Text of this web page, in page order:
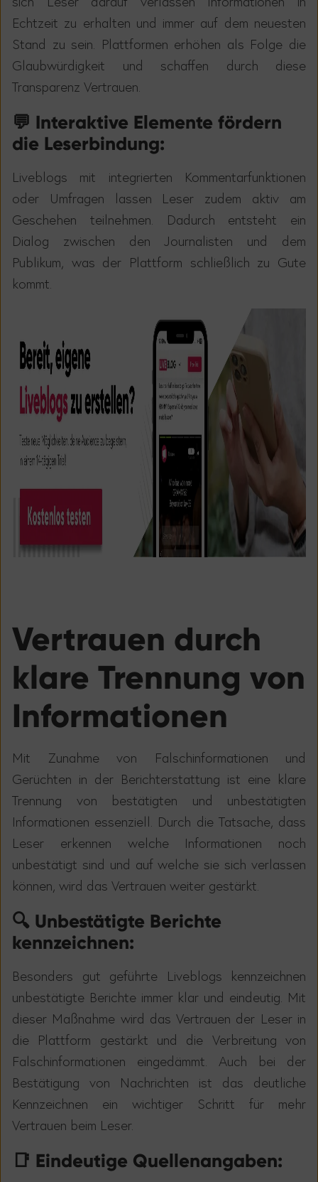
Echtzeit zu erhalten und immer auf dem neuesten
Stand zu sein. Plattformen erhöhen als Folge die
Glaubwürdigkeit und schaffen durch diese
Transparenz Vertrauen.
💬 Interaktive Elemente fördern
die Leserbindung:
Liveblogs mit integrierten Kommentarfunktionen
oder Umfragen lassen Leser zudem aktiv am
Geschehen teilnehmen. Dadurch entsteht ein
Dialog zwischen den Journalisten und dem
Publikum, was der Plattform schließlich zu Gute
kommt.
Vertrauen durch
klare Trennung von
Informationen
Mit Zunahme von Falschinformationen und
Gerüchten in der Berichterstattung ist eine klare
Trennung von bestätigten und unbestätigten
Informationen essenziell. Durch die Tatsache, dass
Leser erkennen welche Informationen noch
unbestätigt sind und auf welche sie sich verlassen
können, wird das Vertrauen weiter gestärkt.
🔍 Unbestätigte Berichte
kennzeichnen:
Besonders gut geführte Liveblogs kennzeichnen
unbestätigte Berichte immer klar und eindeutig. Mit
dieser Maßnahme wird das Vertrauen der Leser in
die Plattform gestärkt und die Verbreitung von
Falschinformationen eingedämmt. Auch bei der
Bestätigung von Nachrichten ist das deutliche
Kennzeichnen ein wichtiger Schritt für mehr
Vertrauen beim Leser.
📑 Eindeutige Quellenangaben: